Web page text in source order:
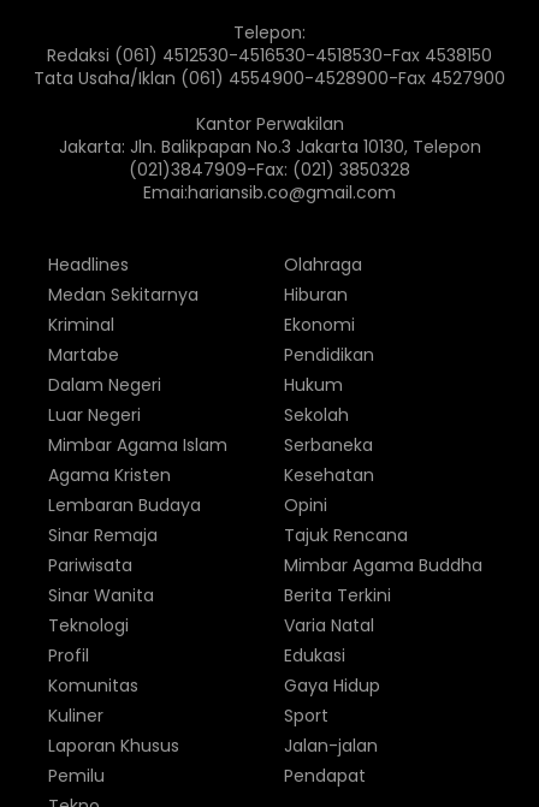
Telepon:
Redaksi (061) 4512530-4516530-4518530-Fax 4538150
Tata Usaha/Iklan (061) 4554900-4528900-Fax 4527900
Kantor Perwakilan
Jakarta: Jln. Balikpapan No.3 Jakarta 10130, Telepon
(021)3847909-Fax: (021) 3850328
Emai:hariansib.co@gmail.com
Headlines
Medan Sekitarnya
Kriminal
Martabe
Dalam Negeri
Luar Negeri
Olahraga
Hiburan
Ekonomi
Pendidikan
Hukum
Sekolah
Mimbar Agama Islam
Agama Kristen
Lembaran Budaya
Sinar Remaja
Pariwisata
Sinar Wanita
Serbaneka
Kesehatan
Opini
Tajuk Rencana
Mimbar Agama Buddha
Berita Terkini
Teknologi
Profil
Komunitas
Kuliner
Laporan Khusus
Pemilu
Varia Natal
Edukasi
Gaya Hidup
Sport
Jalan-jalan
Pendapat